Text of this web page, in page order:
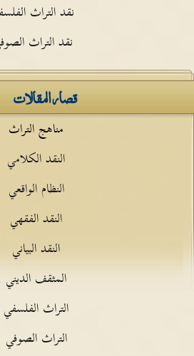
نقد التراث
نقد التراث
قصار المقالات
مناهج التراث
النقد الكلامي
النظام الواقعي
النقد الفقهي
النقد البياني
المثقف الديني
التراث الفلسفي
التراث الصوفي